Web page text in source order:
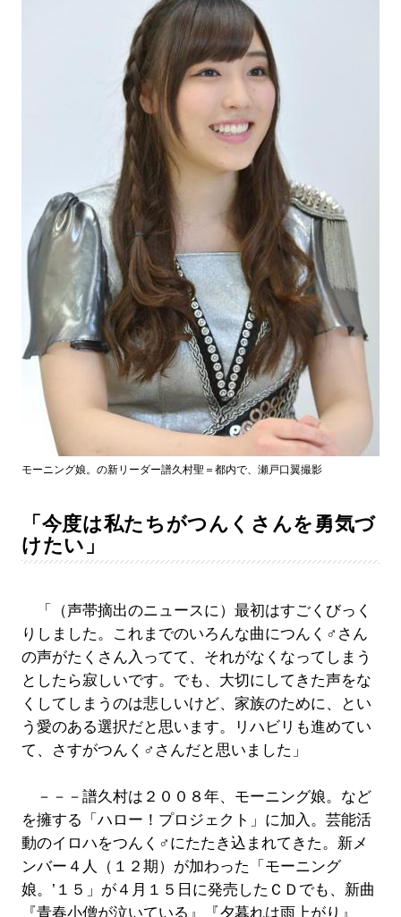
モーニング娘。の新リーダー譜久村聖＝都内で、瀬戸口翼撮影
「今度は私たちがつんくさんを勇気づ
けたい」
「（声帯摘出のニュースに）最初はすごくびっく
りしました。これまでのいろんな曲につんく♂さん
の声がたくさん入ってて、それがなくなってしまう
としたら寂しいです。でも、大切にしてきた声をな
くしてしまうのは悲しいけど、家族のために、とい
う愛のある選択だと思います。リハビリも進めてい
て、さすがつんく♂さんだと思いました」
－－－譜久村は２００８年、モーニング娘。など
を擁する「ハロー！プロジェクト」に加入。芸能活
動のイロハをつんく♂にたたき込まれてきた。新メ
ンバー４人（１２期）が加わった「モーニング
娘。’１５」が４月１５日に発売したＣＤでも、新曲
『青春小僧が泣いている』『夕暮れは雨上がり』